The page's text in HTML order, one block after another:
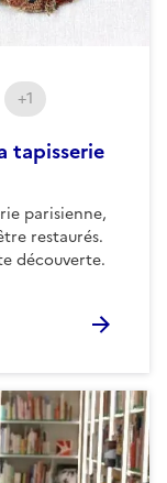
tapisserie
parisienne,
restaurés.
découverte.
+1